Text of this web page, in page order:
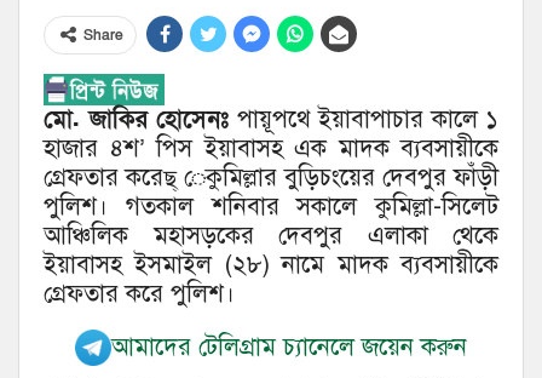
Share
মো. জাকির হোসেনঃ পায়ূপথে ইয়াবাপাচার কালে ১
হাজার ৪শ’ পিস ইয়াবাসহ এক মাদক ব্যবসায়ীকে
গ্রেফতার করেছ্ েকুমিল্লার বুড়িচংয়ের দেবপুর ফাঁড়ী
পুলিশ। গতকাল শনিবার সকালে কুমিল্লা-সিলেট
আঞ্চিলিক মহাসড়কের দেবপুর এলাকা থেকে
ইয়াবাসহ ইসমাইল (২৮) নামে মাদক ব্যবসায়ীকে
গ্রেফতার করে পুলিশ।
আমাদের টেলিগ্রাম চ্যানেলে জয়েন করুন